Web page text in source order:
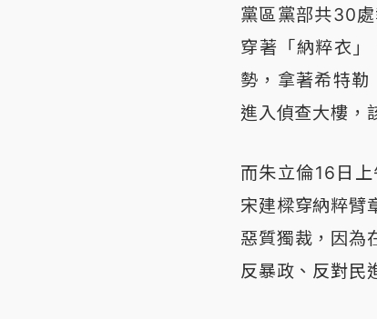
黨區黨部共30
穿著「納粹衣
勢，拿著希特
進入偵查大樓，
而朱立倫16日
宋建樑穿納粹臂
惡質獨裁，因為
反暴政、反對民